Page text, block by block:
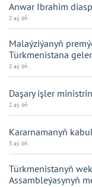
Anwar Ibrahim
2 aý öň
Malaýziýanyň
Türkmenistana geler
2 aý öň
Daşary işler
2 aý öň
Kararnamanyň
3 aý öň
Türkmenistanyň
Assambleýasynyň